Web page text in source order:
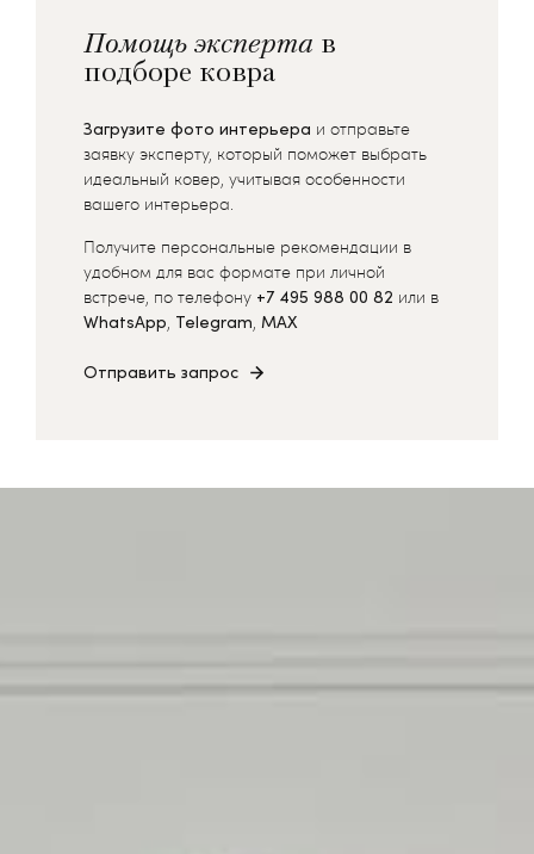
Помощь эксперта в
подборе ковра
Загрузите фото интерьера и отправьте
заявку эксперту, который поможет выбрать
идеальный ковер, учитывая особенности
вашего интерьера.
Получите персональные рекомендации в
удобном для вас формате при личной
встрече, по телефону +7 495 988 00 82 или в
WhatsApp, Telegram, MAX
Отправить запрос